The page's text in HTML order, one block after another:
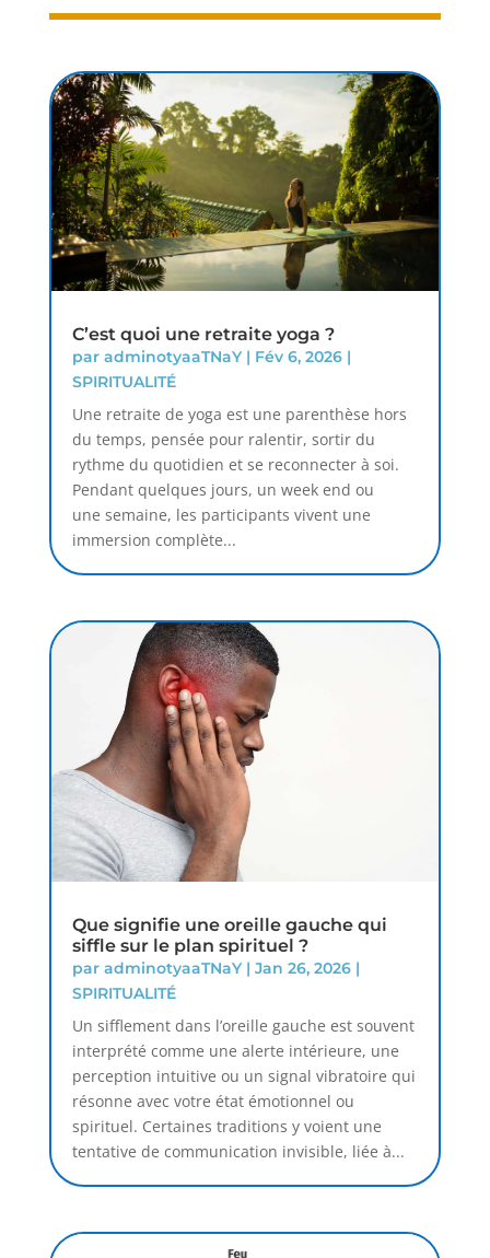
C’est quoi une retraite yoga ?
par adminotyaaTNaY| Fév 6, 2026|
SPIRITUALITÉ
Une retraite de yoga est une parenthèse hors
du temps, pensée pour ralentir, sortir du
rythme du quotidien et se reconnecter à soi.
Pendant quelques jours, un week end ou
une semaine, les participants vivent une
immersion complète...
Que signifie une oreille gauche qui
siffle sur le plan spirituel ?
par adminotyaaTNaY| Jan 26, 2026|
SPIRITUALITÉ
Un sifflement dans l’oreille gauche est souvent
interprété comme une alerte intérieure, une
perception intuitive ou un signal vibratoire qui
résonne avec votre état émotionnel ou
spirituel. Certaines traditions y voient une
tentative de communication invisible, liée à...